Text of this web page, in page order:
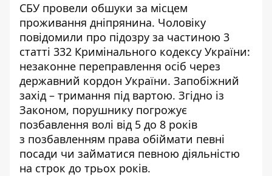
СБУ провели обшуки за місцем
проживання дніпрянина. Чоловіку
повідомили про підозру за частиною 3
статті 332 Кримінального кодексу України:
незаконне переправлення осіб через
державний кордон України. Запобіжний
захід – тримання під вартою. Згідно із
Законом, порушнику погрожує
позбавлення волі від 5 до 8 років
з позбавленням права обіймати певні
посади чи займатися певною діяльністю
на строк до трьох років.